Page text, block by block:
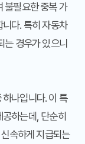
불필요한 중복 가
다. 특히 자동차
는 경우가 있으니
나입니다. 이 특
하는데, 단순히
속하게 지급되는